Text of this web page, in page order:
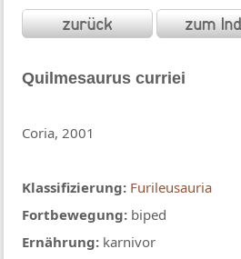
Quilmesaurus curriei
Coria, 2001
Klassifizierung: Furileusauria
Fortbewegung: biped
Ernährung: karnivor